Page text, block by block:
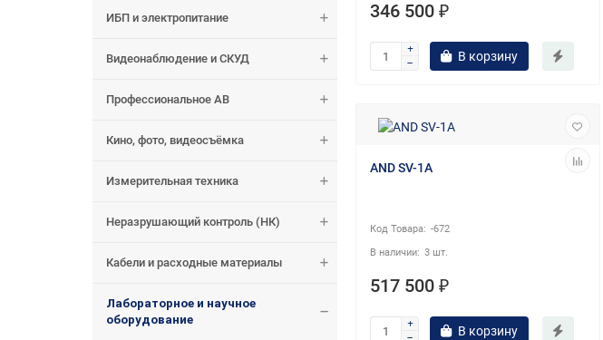
ИБП и электропитание
Видеонаблюдение и СКУД
Профессиональное АВ
Кино, фото, видеосъёмка
Измерительная техника
Неразрушающий контроль (НК)
Кабели и расходные материалы
Лабораторное и научное
оборудование
346 500 ₽
В корзину
AND SV-1A
-672
3 шт.
517 500 ₽
В корзину